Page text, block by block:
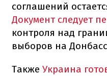
соглашений
Документ следует
контроля над
выборов на
Также Украина